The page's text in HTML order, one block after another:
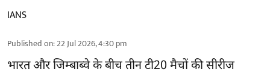
IANS
Published on:22 Jul 2026, 4:30 pm
भारत और जिम्बाब्वे के बीच तीन टी20 मैचों की सीरीज